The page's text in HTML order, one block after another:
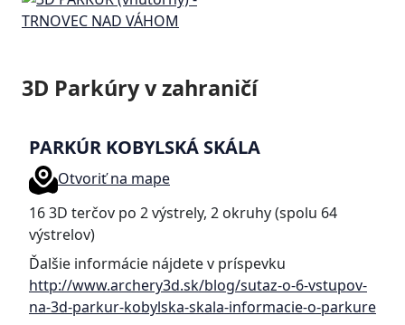
3D Parkúry v zahraničí
PARKÚR KOBYLSKÁ SKÁLA
Otvoriť na mape
16 3D terčov po 2 výstrely, 2 okruhy (spolu 64
výstrelov)
Ďalšie informácie nájdete v príspevku
http://www.archery3d.sk/blog/sutaz-o-6-vstupov-
na-3d-parkur-kobylska-skala-informacie-o-parkure